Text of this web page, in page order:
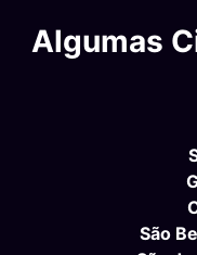
Algumas
São